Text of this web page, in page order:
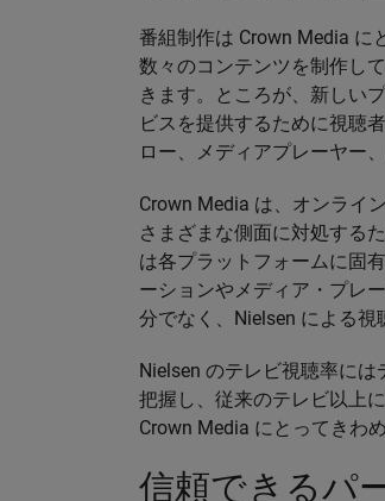
番組制作は Crown Media に
数々のコンテンツを制作し
きます。ところが、新しい
ビスを提供するために視聴
ロー、メディアプレーヤー
Crown Media は、オンライ
さまざまな側面に対処する
は各プラットフォームに固
ーションやメディア・プレ
分でなく、Nielsen による視
Nielsen のテレビ視聴率に
把握し、従来のテレビ以上
Crown Media にとってきわ
信頼できるパ